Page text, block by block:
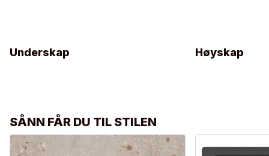
Underskap Høyskap
SÅNN FÅR DU TIL STILEN